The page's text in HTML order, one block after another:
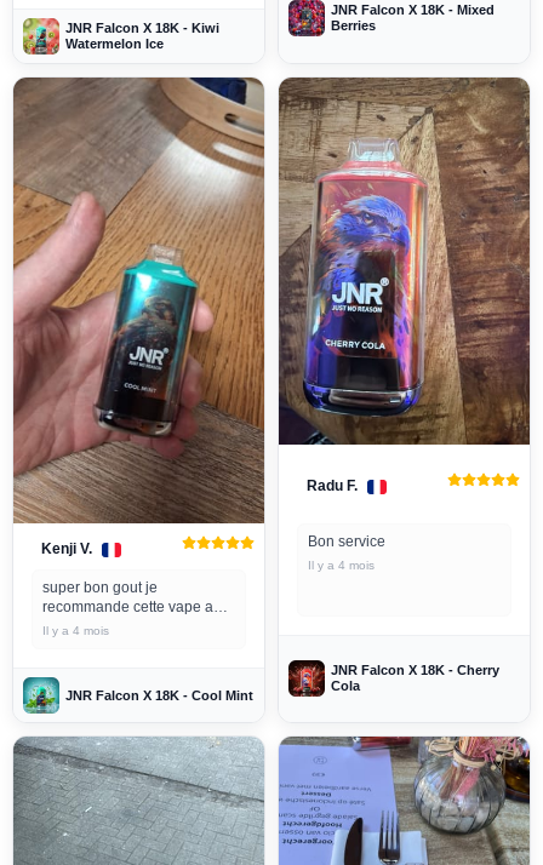
JNR Falcon X 18K - Kiwi
Watermelon Ice
JNR Falcon X 18K - Mixed
Berries
Kenji V.
super bon gout je
recommande cette vape a
tout les amateur de menthol
Il y a 4 mois
JNR Falcon X 18K - Cool Mint
Radu F.
Bon service
Il y a 4 mois
JNR Falcon X 18K - Cherry
Cola